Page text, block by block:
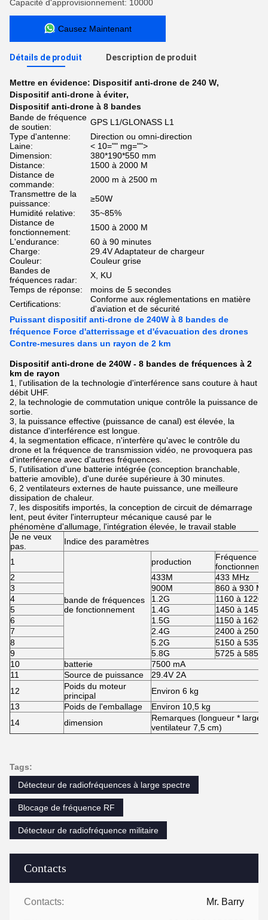
Contacts
Contacts: Mr. Barry
Capacité d'approvisionnement: 10000
Causez Maintenant
Détails de produit Description de produit
Mettre en évidence: Dispositif anti-drone de 240 W,
Dispositif anti-drone à éviter,
Dispositif anti-drone à 8 bandes
Bande de fréquence
de soutien:
GPS L1/GLONASS L1
Type d'antenne:
Direction ou omni-direction
Laine:
< 10="" mg="">
Dimension:
380*190*550 mm
Distance:
1500 à 2000 M
Distance de
commande:
2000 m à 2500 m
Transmettre de la
puissance:
≥50W
Humidité relative:
35~85%
Distance de
fonctionnement:
1500 à 2000 M
L'endurance:
60 à 90 minutes
Charge:
29.4V Adaptateur de chargeur
Couleur:
Couleur grise
Bandes de
fréquences radar:
X, KU
Temps de réponse:
moins de 5 secondes
Certifications:
Conforme aux réglementations en matière
d'aviation et de sécurité
Puissant dispositif anti-drone de 240W à 8 bandes de
fréquence Force d'atterrissage et d'évacuation des drones
Contre-mesures dans un rayon de 2 km
Dispositif anti-drone de 240W - 8 bandes de fréquences à 2
km de rayon
1, l'utilisation de la technologie d'interférence sans couture à haut
débit UHF.
2, la technologie de commutation unique contrôle la puissance de
sortie.
3, la puissance effective (puissance de canal) est élevée, la
distance d'interférence est longue.
4, la segmentation efficace, n'interfère qu'avec le contrôle du
drone et la fréquence de transmission vidéo, ne provoquera pas
d'interférence avec d'autres fréquences.
5, l'utilisation d'une batterie intégrée (conception branchable,
batterie amovible), d'une durée supérieure à 30 minutes.
6, 2 ventilateurs externes de haute puissance, une meilleure
dissipation de chaleur.
7, les dispositifs importés, la conception de circuit de démarrage
lent, peut éviter l'interrupteur mécanique causé par le
phénomène d'allumage, l'intégration élevée, le travail stable
Je ne veux
pas.
Indice des paramètres
1
bande de fréquences
de fonctionnement
production
Fréquence de
2
433M
433 MHz
3
900M
860 à 930
4
1.2G
1160 à 1220
5
1.4G
1450 à 1450
6
1.5G
1150 à 1620
7
2.4G
2400 à 2500
8
5.2G
5150 à 5350
9
5.8G
5725 à 5850
10
batterie
7500 mA
11
Source de puissance
29.4V 2A
12
Poids du moteur
principal
Environ 6 kg
13
Poids de l'emballage
Environ 10,5 kg
14
dimension
Remarques (longueur *
ventilateur 7,5 cm)
Tags:
Détecteur de radiofréquences à large spectre
Blocage de fréquence RF
Détecteur de radiofréquence militaire